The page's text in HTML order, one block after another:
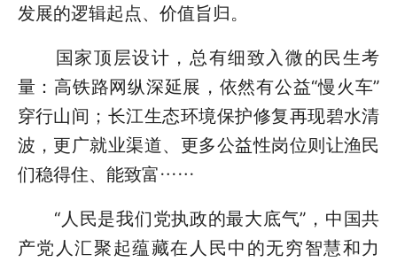
发展的逻辑起点、价值旨归。
国家顶层设计，总有细致入微的民生考
量：高铁路网纵深延展，依然有公益“慢火车”
穿行山间；长江生态环境保护修复再现碧水清
波，更广就业渠道、更多公益性岗位则让渔民
们稳得住、能致富……
“人民是我们党执政的最大底气”，中国共
产党人汇聚起蕴藏在人民中的无穷智慧和力